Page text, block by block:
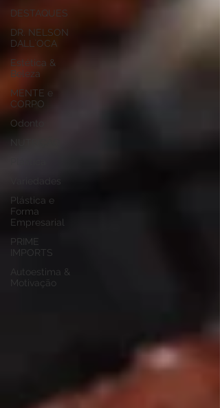
DESTAQUES
DR. NELSON
DALL`OCA
Estética &
Beleza
MENTE e
CORPO
Odonto
Variedades
Plástica e
Forma
Empresarial
PRIME
IMPORTS
Autoestima &
Motivação